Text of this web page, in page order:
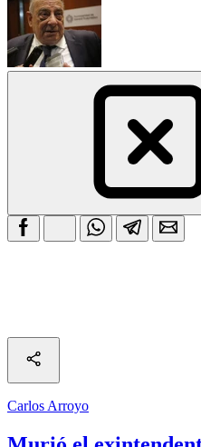
Carlos Arroyo